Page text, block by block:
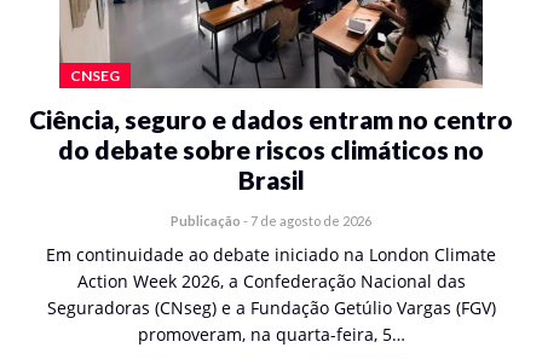
CNSEG
Ciência, seguro e dados entram no centro
do debate sobre riscos climáticos no
Brasil
Publicação - 7 de agosto de 2026
Em continuidade ao debate iniciado na London Climate
Action Week 2026, a Confederação Nacional das
Seguradoras (CNseg) e a Fundação Getúlio Vargas (FGV)
promoveram, na quarta-feira, 5…